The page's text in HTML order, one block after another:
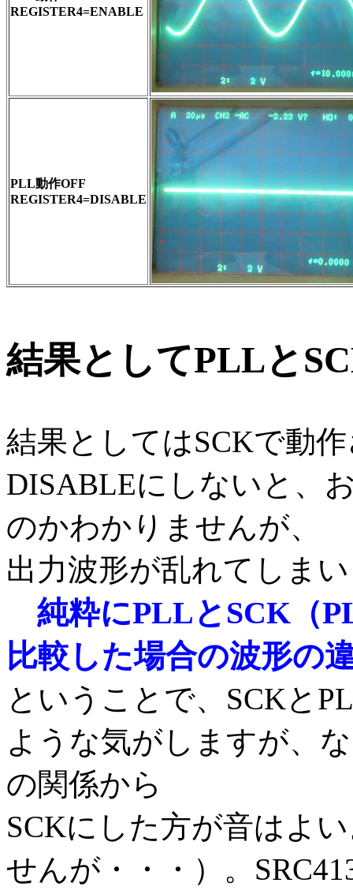
REGISTER4=ENABLE
PLL動作OFF
REGISTER4=DISABLE
結果としてPLLと
結果としてはSCKで動
DISABLEにしないと、
のかわかりませんが、
出力波形が乱れてしま
純粋にPLLとSCK（
比較した場合の波形の
ということで、SCKと
ような気がしますが、
の関係から
SCKにした方が音はよ
せんが・・・）。